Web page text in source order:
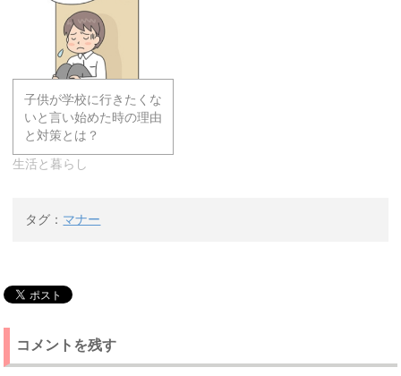
子供が学校に行きたくな
いと言い始めた時の理由
と対策とは？
生活と暮らし
タグ： マナー
コメントを残す